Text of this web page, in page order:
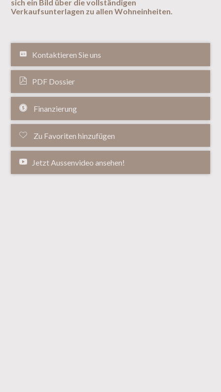
sich ein Bild über die vollständigen
Verkaufsunterlagen zu allen Wohneinheiten.
Kontaktieren Sie uns
PDF Dossier
Finanzierung
Zu Favoriten hinzufügen
Jetzt Aussenvideo ansehen!